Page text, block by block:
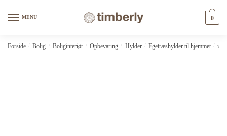
MENU 0
Forside Bolig Boliginteriør Opbevaring Hylder Egetræshylder til hjemmet